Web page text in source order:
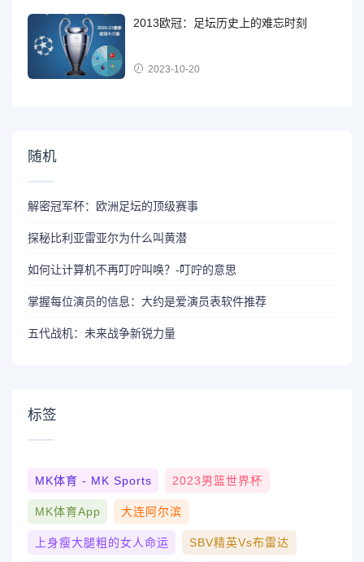
2013欧冠：足坛历史上的难忘时刻
2023-10-20
随机
解密冠军杯：欧洲足坛的顶级赛事
探秘比利亚雷亚尔为什么叫黄潜
如何让计算机不再叮咛叫唤？-叮咛的意思
掌握每位演员的信息：大约是爱演员表软件推荐
五代战机：未来战争新锐力量
标签
MK体育 - MK Sports 2023男篮世界杯
MK体育App 大连阿尔滨
上身瘦大腿粗的女人命运 SBV精英vs布雷达